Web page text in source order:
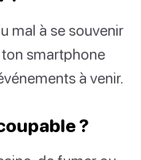
mal à se souvenir
ton smartphone
à venir.
?